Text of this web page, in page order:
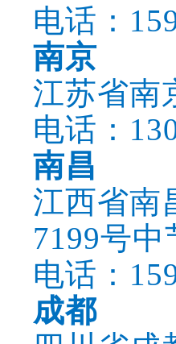
电话：
南京
江苏省南
电话：
南昌
江西省南
7199号
电话：
成都